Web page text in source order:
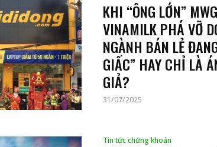
KHI “ÔNG LỚN”
VINAMILK PHÁ VỠ
NGÀNH BÁN LẺ
GIẤC” HAY CHỈ LÀ
GIẢ?
31/07/2025
Tin tức chứng khoán